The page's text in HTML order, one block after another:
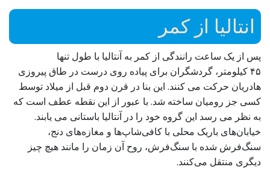
انتالیا از کمر
پس از یک ساعت رانندگی از کمر به آنتالیا با طول تنها
۴۵ کیلومتر، گردشگران برای پیاده روی درست در طاق پیروزی
هادریان حرکت می کنند. این بنا در قرن دوم قبل از میلاد توسط
کسی جز رومیان ساخته شد. با عبور از این نقطه عطف است که
به نظر می رسد این گروه خود را در آنتالیا باستانی می یابند.
خیابان‌های باریک محلی با کافی‌شاپ‌ها و مغازه‌های دنج،
سنگ‌فرش شده با سنگ‌فرش، روح آن زمان را مانند هیچ چیز
دیگری منتقل می‌کنند.